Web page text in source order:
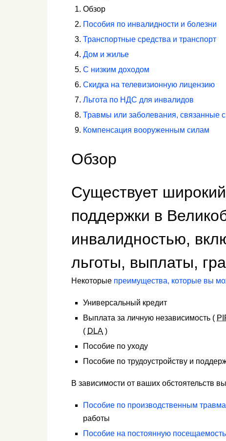
Обзор
Пособия по инвалидности и болезни
Транспортные средства и транспорт
Дом и жилье
С низким доходом
Скидка на телевизионную лицензию
Льгота по НДС для инвалидов
Травмы или заболевания, связанные
Компенсация вооруженным силам
Обзор
Существует
поддержки в
инвалидностью,
льготы, выплаты,
Некоторые преимущества, которые вы
Универсальный кредит
Выплата за личную независимость (
( DLA )
Пособие по уходу
Пособие по трудоустройству и
В зависимости от ваших обстоятельств
Пособие по производственным
работы
Пособие на постоянную посещаемость